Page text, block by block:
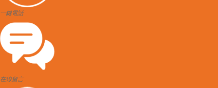
一鍵電話
在線留言